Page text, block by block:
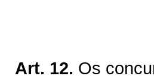
Art. 12. Os